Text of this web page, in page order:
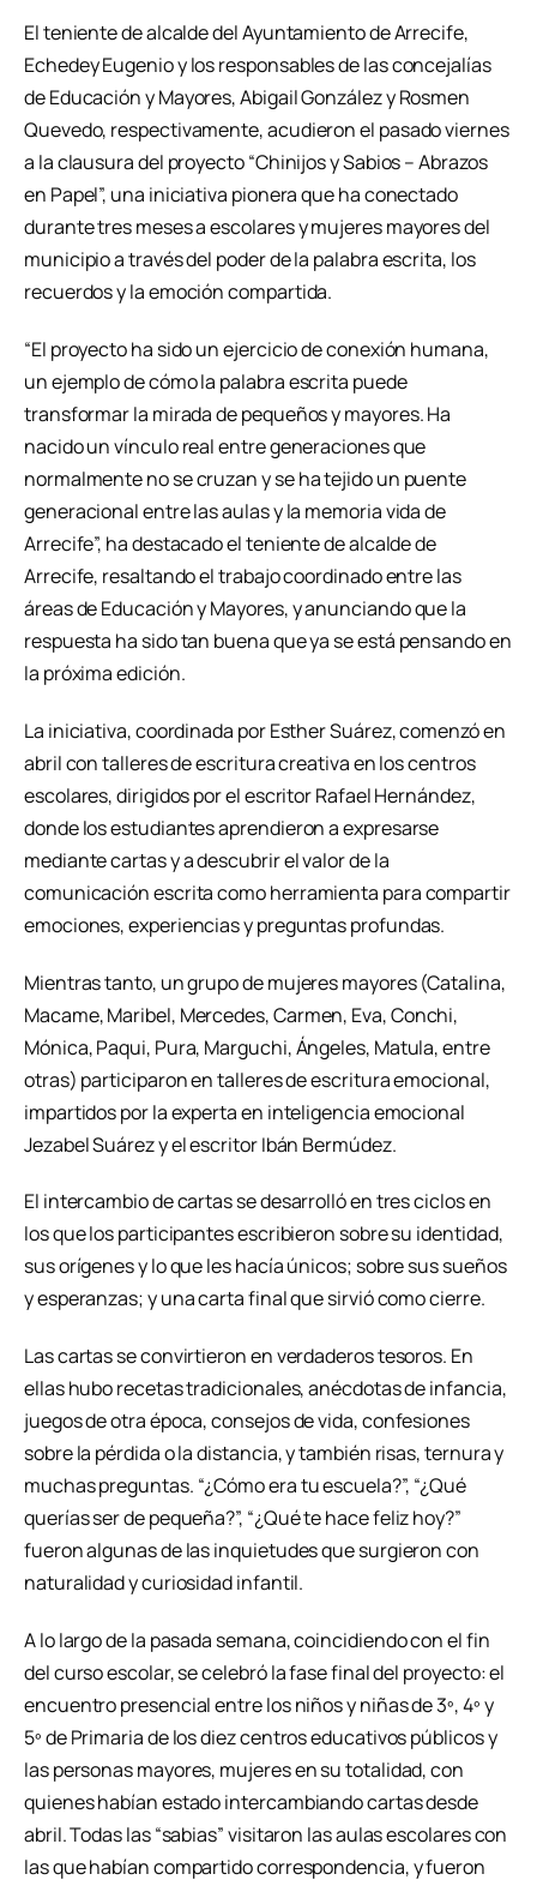
El teniente de alcalde del Ayuntamiento de Arrecife,
Echedey Eugenio y los responsables de las concejalías
de Educación y Mayores, Abigail González y Rosmen
Quevedo, respectivamente, acudieron el pasado viernes
a la clausura del proyecto “Chinijos y Sabios – Abrazos
en Papel”, una iniciativa pionera que ha conectado
durante tres meses a escolares y mujeres mayores del
municipio a través del poder de la palabra escrita, los
recuerdos y la emoción compartida.
“El proyecto ha sido un ejercicio de conexión humana,
un ejemplo de cómo la palabra escrita puede
transformar la mirada de pequeños y mayores. Ha
nacido un vínculo real entre generaciones que
normalmente no se cruzan y se ha tejido un puente
generacional entre las aulas y la memoria vida de
Arrecife”, ha destacado el teniente de alcalde de
Arrecife, resaltando el trabajo coordinado entre las
áreas de Educación y Mayores, y anunciando que la
respuesta ha sido tan buena que ya se está pensando en
la próxima edición.
La iniciativa, coordinada por Esther Suárez, comenzó en
abril con talleres de escritura creativa en los centros
escolares, dirigidos por el escritor Rafael Hernández,
donde los estudiantes aprendieron a expresarse
mediante cartas y a descubrir el valor de la
comunicación escrita como herramienta para compartir
emociones, experiencias y preguntas profundas.
Mientras tanto, un grupo de mujeres mayores (Catalina,
Macame, Maribel, Mercedes, Carmen, Eva, Conchi,
Mónica, Paqui, Pura, Marguchi, Ángeles, Matula, entre
otras) participaron en talleres de escritura emocional,
impartidos por la experta en inteligencia emocional
Jezabel Suárez y el escritor Ibán Bermúdez.
El intercambio de cartas se desarrolló en tres ciclos en
los que los participantes escribieron sobre su identidad,
sus orígenes y lo que les hacía únicos; sobre sus sueños
y esperanzas; y una carta final que sirvió como cierre.
Las cartas se convirtieron en verdaderos tesoros. En
ellas hubo recetas tradicionales, anécdotas de infancia,
juegos de otra época, consejos de vida, confesiones
sobre la pérdida o la distancia, y también risas, ternura y
muchas preguntas. “¿Cómo era tu escuela?”, “¿Qué
querías ser de pequeña?”, “¿Qué te hace feliz hoy?”
fueron algunas de las inquietudes que surgieron con
naturalidad y curiosidad infantil.
A lo largo de la pasada semana, coincidiendo con el fin
del curso escolar, se celebró la fase final del proyecto: el
encuentro presencial entre los niños y niñas de 3º, 4º y
5º de Primaria de los diez centros educativos públicos y
las personas mayores, mujeres en su totalidad, con
quienes habían estado intercambiando cartas desde
abril. Todas las “sabias” visitaron las aulas escolares con
las que habían compartido correspondencia, y fueron